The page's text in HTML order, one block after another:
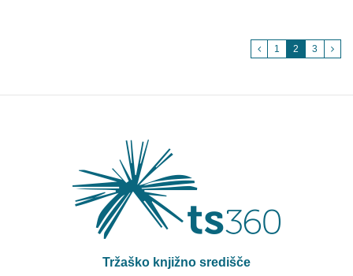
1 2 3
Tržaško knjižno središče